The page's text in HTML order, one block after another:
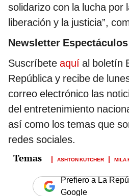
solidarizo con la lucha por
liberación y la justicia”,
Newsletter
Suscríbete aquí al boletín
República y recibe de
correo electrónico las
del entretenimiento
así como los temas que
redes sociales.
ASHTON KUTCHER MILA
Prefiero a La
Google